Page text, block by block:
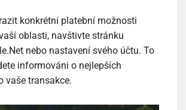
konkrétní platební možnosti
oblasti, navštivte stránku
nebo nastavení svého účtu. To
informováni o nejlepších
vaše transakce.